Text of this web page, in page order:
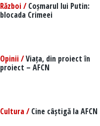
Război /Coșmarul lui Putin:
blocada Crimeei
Opinii /Viața, din proiect în
proiect – AFCN
Cultura /Cine câștigă la AFCN